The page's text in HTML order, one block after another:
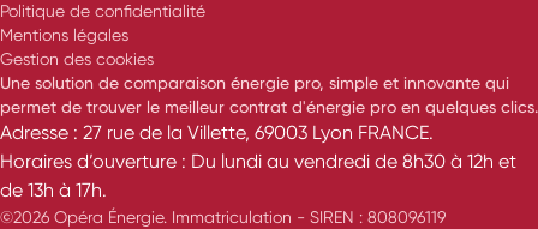
Politique de confidentialité
Mentions légales
Gestion des cookies
Une solution de comparaison énergie pro, simple et innovante qui
permet de trouver le meilleur contrat d'énergie pro en quelques clics.
Adresse : 27 rue de la Villette, 69003 Lyon FRANCE.
Horaires d’ouverture : Du lundi au vendredi de 8h30 à 12h et
de 13h à 17h.
©2026 Opéra Énergie. Immatriculation - SIREN : 808096119